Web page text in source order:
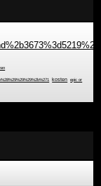
kosten epic or